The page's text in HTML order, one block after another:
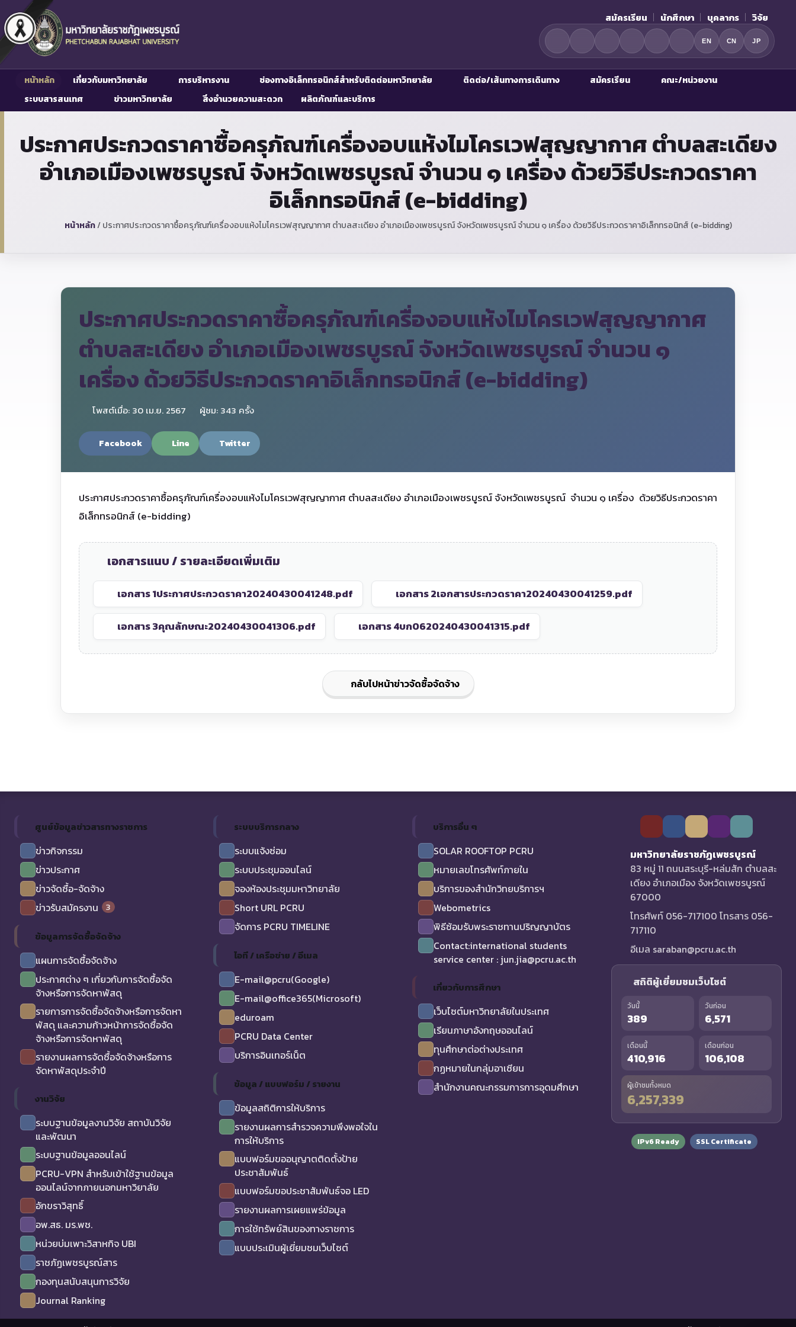
สมัครเรียน นักศึกษา บุคลากร วิจัย
EN CN JP
หน้าหลัก เกี่ยวกับมหาวิทยาลัย การบริหารงาน ช่องทางอิเล็กทรอนิกส์สำหรับติดต่อมหาวิทยาลัย ติดต่อ/เส้นทางการเดินทาง สมัครเรียน
คณะ/หน่วยงาน
ระบบสารสนเทศ
ข่าวมหาวิทยาลัย สิ่งอำนวยความสะดวก ผลิตภัณฑ์และบริการ
ประกาศประกวดราคาซื้อครุภัณฑ์เครื่องอบแห้งไมโครเวฟสุญญากาศ ตำบลสะเดียง
อำเภอเมืองเพชรบูรณ์ จังหวัดเพชรบูรณ์ จำนวน ๑ เครื่อง ด้วยวิธีประกวดราคา
อิเล็กทรอนิกส์ (e-bidding)
หน้าหลัก/ ประกาศประกวดราคาซื้อครุภัณฑ์เครื่องอบแห้งไมโครเวฟสุญญากาศ ตำบลสะเดียง อำเภอเมืองเพชรบูรณ์ จังหวัดเพชรบูรณ์ จำนวน ๑ เครื่อง ด้วยวิธีประกวดราคาอิเล็กทรอนิกส์ (e-bidding)
ประกาศประกวดราคาซื้อครุภัณฑ์เครื่องอบแห้งไมโครเวฟสุญญากาศ
ตำบลสะเดียง อำเภอเมืองเพชรบูรณ์ จังหวัดเพชรบูรณ์ จำนวน ๑
เครื่อง ด้วยวิธีประกวดราคาอิเล็กทรอนิกส์ (e-bidding)
โพสต์เมื่อ: 30 เม.ย. 2567 ผู้ชม: 343 ครั้ง
Facebook Line Twitter
ประกาศประกวดราคาซื้อครุภัณฑ์เครื่องอบแห้งไมโครเวฟสุญญากาศ ตำบลสะเดียง อำเภอเมืองเพชรบูรณ์ จังหวัดเพชรบูรณ์ จำนวน ๑ เครื่อง ด้วยวิธีประกวดราคา
อิเล็กทรอนิกส์ (e-bidding)
เอกสารแนบ / รายละเอียดเพิ่มเติม
เอกสาร 1ประกาศประกวดราคา20240430041248.pdf เอกสาร 2เอกสารประกวดราคา20240430041259.pdf
เอกสาร 3คุณลักษณะ20240430041306.pdf เอกสาร 4บก0620240430041315.pdf
กลับไปหน้าข่าวจัดซื้อจัดจ้าง
ศูนย์ข้อมูลข่าวสารทางราชการ
ข่าวกิจกรรม
ข่าวประกาศ
ข่าวจัดซื้อ-จัดจ้าง
ข่าวรับสมัครงาน
3
ข้อมูลการจัดซื้อจัดจ้าง
แผนการจัดซื้อจัดจ้าง
ประกาศต่าง ๆ เกี่ยวกับการจัดซื้อจัด
จ้างหรือการจัดหาพัสดุ
รายการการจัดซื้อจัดจ้างหรือการจัดหา
พัสดุ และความก้าวหน้าการจัดซื้อจัด
จ้างหรือการจัดหาพัสดุ
รายงานผลการจัดซื้อจัดจ้างหรือการ
จัดหาพัสดุประจำปี
งานวิจัย
ระบบฐานข้อมูลงานวิจัย สถาบันวิจัย
และพัฒนา
ระบบฐานข้อมูลออนไลน์
PCRU-VPN สำหรับเข้าใช้ฐานข้อมูล
ออนไลน์จากภายนอกมหาวิยาลัย
อักขราวิสุทธิ์
อพ.สธ. มร.พช.
หน่วยบ่มเพาะวิสาหกิจ UBI
ราชภัฏเพชรบูรณ์สาร
กองทุนสนับสนุนการวิจัย
Journal Ranking
ระบบบริการกลาง
ระบบแจ้งซ่อม
ระบบประชุมออนไลน์
จองห้องประชุมมหาวิทยาลัย
Short URL PCRU
จัดการ PCRU TIMELINE
ไอที / เครือข่าย / อีเมล
E-mail@pcru(Google)
E-mail@office365(Microsoft)
eduroam
PCRU Data Center
บริการอินเทอร์เน็ต
ข้อมูล / แบบฟอร์ม / รายงาน
ข้อมูลสถิติการให้บริการ
รายงานผลการสำรวจความพึงพอใจใน
การให้บริการ
แบบฟอร์มขออนุญาตติดตั้งป้าย
ประชาสัมพันธ์
แบบฟอร์มขอประชาสัมพันธ์จอ LED
รายงานผลการเผยแพร่ข้อมูล
การใช้ทรัพย์สินของทางราชการ
แบบประเมินผู้เยี่ยมชมเว็บไซต์
บริการอื่น ๆ
SOLAR ROOFTOP PCRU
หมายเลขโทรศัพท์ภายใน
บริการของสำนักวิทยบริการฯ
Webometrics
พิธีซ้อมรับพระราชทานปริญญาบัตร
Contact:international students
service center : jun.jia@pcru.ac.th
เกี่ยวกับการศึกษา
เว็บไซต์มหาวิทยาลัยในประเทศ
เรียนภาษาอังกฤษออนไลน์
ทุนศึกษาต่อต่างประเทศ
กฏหมายในกลุ่มอาเซียน
สำนักงานคณะกรรมการการอุดมศึกษา
มหาวิทยาลัยราชภัฏเพชรบูรณ์
83 หมู่ 11 ถนนสระบุรี-หล่มสัก ตำบลสะ
เดียง อำเภอเมือง จังหวัดเพชรบูรณ์
67000
โทรศัพท์ 056-717100 โทรสาร 056-
717110
อีเมล saraban@pcru.ac.th
สถิติผู้เยี่ยมชมเว็บไซต์
วันนี้
389
วันก่อน
6,571
เดือนนี้
410,916
เดือนก่อน
106,108
ผู้เข้าชมทั้งหมด
6,257,339
IPv6 Ready SSL Certificate